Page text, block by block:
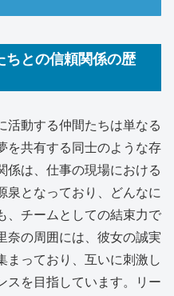
ちとの信頼関係の歴
活動する仲間たちは単なる
を共有する同士のような存
係は、仕事の現場における
泉となっており、どんなに
、チームとしての結束力で
奈の周囲には、彼女の誠実
まっており、互いに刺激し
スを目指しています。リー